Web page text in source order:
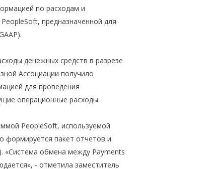
по расходам и
предназначенной для
денежных средств в разрезе
Ассоциации получило
для проведения
операционные расходы.
PeopleSoft, используемой
формируется пакет отчетов и
обмена между Payments
- отметила заместитель